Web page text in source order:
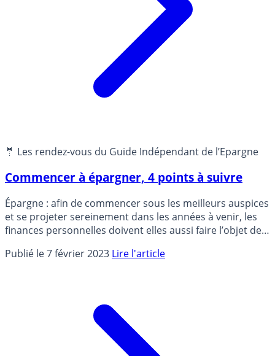
🤵 Les rendez-vous du Guide Indépendant de l’Epargne
Commencer à épargner, 4 points à suivre
Épargne : afin de commencer sous les meilleurs auspices
et se projeter sereinement dans les années à venir, les
finances personnelles doivent elles aussi faire l’objet de
Publié le 7 février 2023 Lire l'article